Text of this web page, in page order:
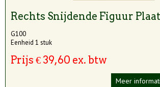
Rechts Snijdende Figuur
G100
Eenheid 1 stuk
Prijs € 39,60 ex. btw
Meer